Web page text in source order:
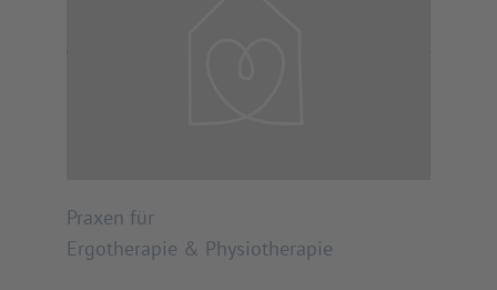
Praxen für
Ergotherapie & Physiotherapie